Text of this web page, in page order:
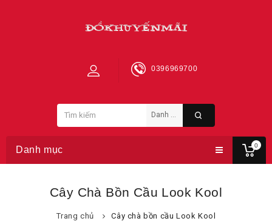
0
0396969700
Danh mục
Cây Chà Bồn Cầu Look Kool
Trang chủ Cây chà bồn cầu Look Kool